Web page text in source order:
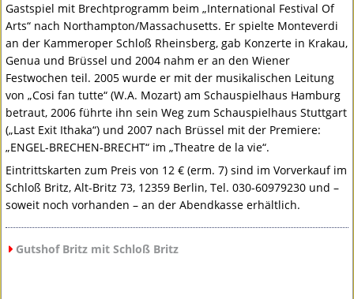
Gastspiel mit Brechtprogramm beim „International Festival Of
Arts“ nach Northampton/Massachusetts. Er spielte Monteverdi
an der Kammeroper Schloß Rheinsberg, gab Konzerte in Krakau,
Genua und Brüssel und 2004 nahm er an den Wiener
Festwochen teil. 2005 wurde er mit der musikalischen Leitung
von „Cosi fan tutte“ (W.A. Mozart) am Schauspielhaus Hamburg
betraut, 2006 führte ihn sein Weg zum Schauspielhaus Stuttgart
(„Last Exit Ithaka“) und 2007 nach Brüssel mit der Premiere:
„ENGEL-BRECHEN-BRECHT“ im „Theatre de la vie“.
Eintrittskarten zum Preis von 12 € (erm. 7) sind im Vorverkauf im
Schloß Britz, Alt-Britz 73, 12359 Berlin, Tel. 030-60979230 und –
soweit noch vorhanden – an der Abendkasse erhältlich.
Gutshof Britz mit Schloß Britz